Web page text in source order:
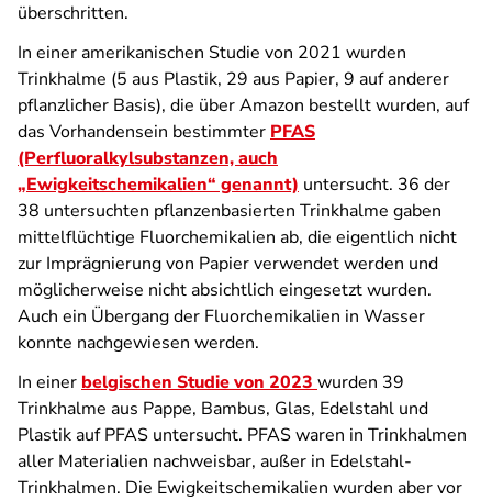
überschritten.
In einer amerikanischen Studie von 2021 wurden
Trinkhalme (5 aus Plastik, 29 aus Papier, 9 auf anderer
pflanzlicher Basis), die über Amazon bestellt wurden, auf
das Vorhandensein bestimmter PFAS
(Perfluoralkylsubstanzen, auch
„Ewigkeitschemikalien“ genannt) untersucht. 36 der
38 untersuchten pflanzenbasierten Trinkhalme gaben
mittelflüchtige Fluorchemikalien ab, die eigentlich nicht
zur Imprägnierung von Papier verwendet werden und
möglicherweise nicht absichtlich eingesetzt wurden.
Auch ein Übergang der Fluorchemikalien in Wasser
konnte nachgewiesen werden.
In einer belgischen Studie von 2023 wurden 39
Trinkhalme aus Pappe, Bambus, Glas, Edelstahl und
Plastik auf PFAS untersucht. PFAS waren in Trinkhalmen
aller Materialien nachweisbar, außer in Edelstahl-
Trinkhalmen. Die Ewigkeitschemikalien wurden aber vor